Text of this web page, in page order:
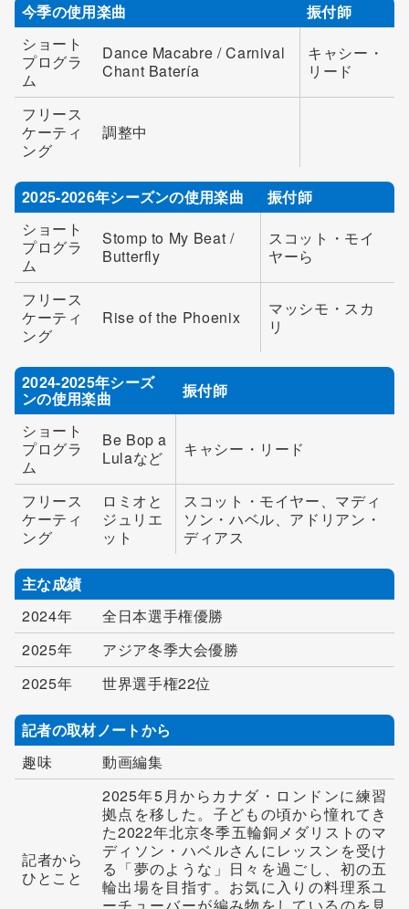
今季の使用楽曲
振付師
ショート
プログラ
ム
Dance Macabre / Carnival
Chant Batería
キャシー・
リード
フリース
ケーティ
ング
調整中
2025-2026年シーズンの使用楽曲
振付師
ショート
プログラ
ム
Stomp to My Beat /
Butterfly
スコット・モイ
ヤーら
フリース
ケーティ
ング
Rise of the Phoenix
マッシモ・スカ
リ
2024-2025年シーズ
ンの使用楽曲
振付師
ショート
プログラ
ム
Be Bop a
Lulaなど
キャシー・リード
フリース
ケーティ
ング
ロミオと
ジュリエ
ット
スコット・モイヤー、マディ
ソン・ハベル、アドリアン・
ディアス
主な成績
2024年
全日本選手権優勝
2025年
アジア冬季大会優勝
2025年
世界選手権22位
記者の取材ノートから
趣味
動画編集
記者から
ひとこと
2025年5月からカナダ・ロンドンに練習
拠点を移した。子どもの頃から憧れてき
た2022年北京冬季五輪銅メダリストのマ
ディソン・ハベルさんにレッスンを受け
る「夢のような」日々を過ごし、初の五
輪出場を目指す。お気に入りの料理系ユ
ーチューバーが編み物をしているのを見